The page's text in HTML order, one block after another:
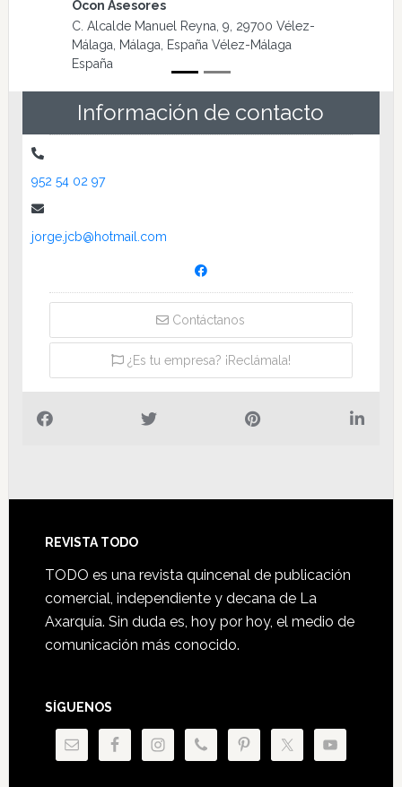
Locutorio maximiliano
Pl. Axarquía, 15, 29740 Torre del Mar, Málaga,
España Torre del Mar España
Información de contacto
952 54 02 97
jorge.jcb@hotmail.com
Contáctanos
¿Es tu empresa? ¡Reclámala!
Footer
comercial, independiente y decana de La
Axarquía. Sin duda es, hoy por hoy, el medio de
comunicación más conocido.